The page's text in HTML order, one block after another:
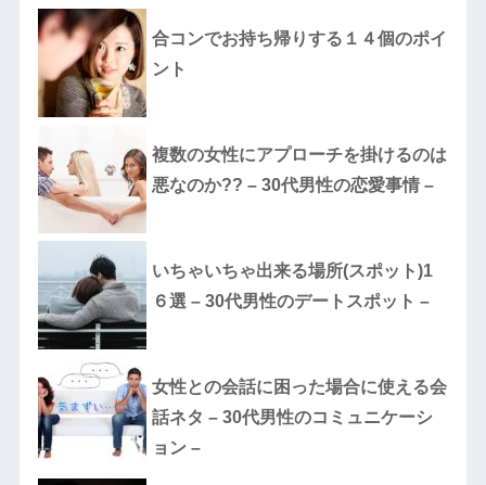
合コンでお持ち帰りする１４個のポイ
ント
複数の女性にアプローチを掛けるのは
悪なのか?? – 30代男性の恋愛事情 –
いちゃいちゃ出来る場所(スポット)1
６選 – 30代男性のデートスポット –
女性との会話に困った場合に使える会
話ネタ – 30代男性のコミュニケーシ
ョン –